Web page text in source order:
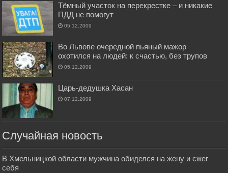
Тёмный участок на перекрестке – и никакие
ПДД не помогут
05.12.2009
Во Львове очередной пьяный мажор
охотился на людей: к счастью, без трупов
05.12.2009
Царь-дедушка Хасан
07.12.2009
Случайная новость
В Хмельницкой области мужчина обиделся на жену и сжег
себя